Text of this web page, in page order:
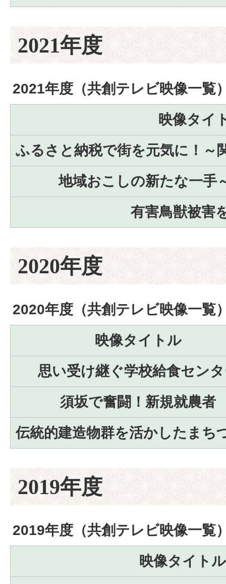
2021年度
2021年度（共創テレビ映像一覧
映像タイ
ふるさと納税で街を元気に！～
地域おこしの新たな一手
有害鳥獣被害
2020年度
2020年度（共創テレビ映像一覧
映像タイトル
思い受け継ぐ学校給食セン
須坂で奮闘！新規就農者
伝統的建造物群を活かしたまち
2019年度
2019年度（共創テレビ映像一覧
映像タイトル